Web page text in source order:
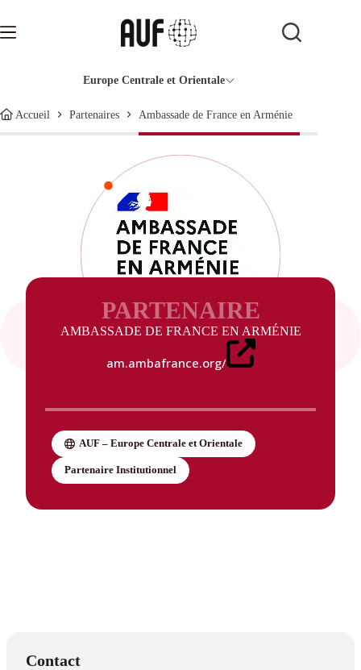
contenu
Europe Centrale et Orientale
Accueil Partenaires Ambassade de France en Arménie
PARTENAIRE
AMBASSADE DE FRANCE EN ARMÉNIE
am.ambafrance.org/
AUF – Europe Centrale et Orientale
Partenaire Institutionnel
Contact